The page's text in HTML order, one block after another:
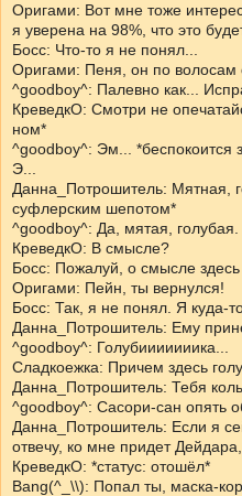
Оригами: Вот мне тоже
я уверена на 98%, что это
Босс: Что-то я не понял...
Оригами: Пеня, он по волосам
^goodboy^: Палевно как...
КреведкО: Смотри не
ном*
^goodboy^: Эм... *беспокоится
Э...
Данна_Потрошитель: Мятная,
суфлерским шепотом*
^goodboy^: Да, мятая, голубая.
КреведкО: В смысле?
Босс: Пожалуй, о смысле здесь
Оригами: Пейн, ты вернулся!
Босс: Так, я не понял. Я куда-
Данна_Потрошитель: Ему
^goodboy^: Голубииииииика...
Сладкоежка: Причем здесь
Данна_Потрошитель: Тебя
^goodboy^: Сасори-сан опять
Данна_Потрошитель: Если я
отвечу, ко мне придет
КреведкО: *статус: отошёл*
Bang(^_\\): Попал ты, маска-